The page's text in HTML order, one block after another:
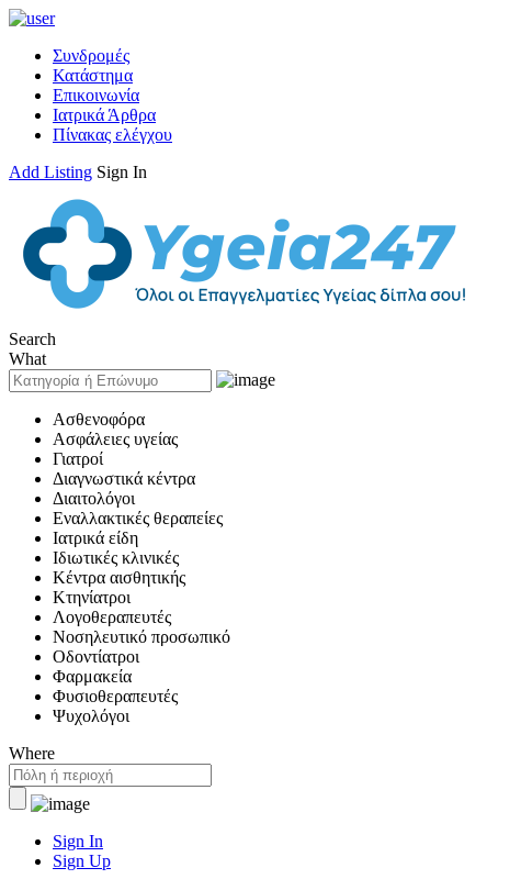
Συνδρομές
Κατάστημα
Επικοινωνία
Ιατρικά Άρθρα
Πίνακας ελέγχου
Add Listing Sign In
Search
What
Ασθενοφόρα
Ασφάλειες υγείας
Γιατροί
Διαγνωστικά κέντρα
Διαιτολόγοι
Εναλλακτικές θεραπείες
Ιατρικά είδη
Ιδιωτικές κλινικές
Κέντρα αισθητικής
Κτηνίατροι
Λογοθεραπευτές
Νοσηλευτικό προσωπικό
Οδοντίατροι
Φαρμακεία
Φυσιοθεραπευτές
Ψυχολόγοι
Where
Sign In
Sign Up